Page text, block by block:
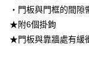
【注意事項】
1.本服務係由「台灣
用戶於交易時，得透過
買賣價金債權讓與本公
・門板與門框的間隙
★附6個掛鉤
★門板與靠牆處有緩